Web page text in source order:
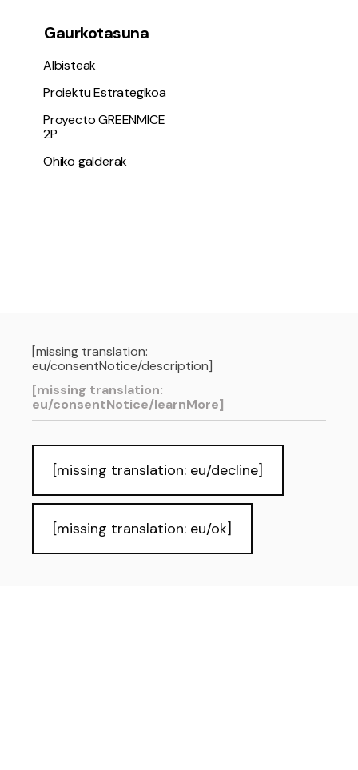
Gaurkotasuna
Albisteak
Proiektu Estrategikoa
Proyecto GREENMICE
2P
Ohiko galderak
[missing translation:
eu/consentNotice/description]
[missing translation:
eu/consentNotice/learnMore]
[missing translation: eu/decline]
[missing translation: eu/ok]